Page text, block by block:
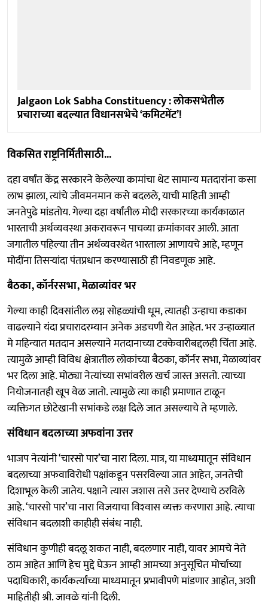
Jalgaon Lok Sabha Constituency : लोकसभेतील
प्रचाराच्या बदल्यात विधानसभेचे ‘कमिटमेंट’!
विकसित राष्ट्रनिर्मितीसाठी...
दहा वर्षांत केंद्र सरकारने केलेल्या कामांचा थेट सामान्य मतदारांना कसा
लाभ झाला, त्यांचे जीवमनमान कसे बदलले, याची माहिती आम्ही
जनतेपुढे मांडतोय. गेल्या दहा वर्षांतील मोदी सरकारच्या कार्यकाळात
भारताची अर्थव्यवस्था अकरावरून पाचव्या क्रमांकावर आली. आता
जगातील पहिल्या तीन अर्थव्यवस्थेत भारताला आणायचे आहे, म्हणून
मोदींना तिसऱ्यांदा पंतप्रधान करण्यासाठी ही निवडणूक आहे.
बैठका, कॉर्नरसभा, मेळाव्यांवर भर
गेल्या काही दिवसांतील लग्न सोहळ्यांची धूम, त्यातही उन्हाचा कडाका
वाढल्याने यंदा प्रचारादरम्यान अनेक अडचणी येत आहेत. भर उन्हाळ्यात
मे महिन्यात मतदान असल्याने मतदानाच्या टक्केवारीबद्दलही चिंता आहे.
त्यामुळे आम्ही विविध क्षेत्रातील लोकांच्या बैठका, कॉर्नर सभा, मेळाव्यांवर
भर दिला आहे. मोठ्या नेत्यांच्या सभांवरील खर्च जास्त असतो. त्याच्या
नियोजनातही खूप वेळ जातो. त्यामुळे त्या काही प्रमाणात टाळून
व्यक्तिगत छोटेखानी सभांकडे लक्ष दिले जात असल्याचे ते म्हणाले.
संविधान बदलाच्या अफवांना उत्तर
भाजप नेत्यांनी ‘चारसो पार’चा नारा दिला. मात्र, या माध्यमातून संविधान
बदलाच्या अफवाविरोधी पक्षांकडून पसरविल्या जात आहेत, जनतेची
दिशाभूल केली जातेय. पक्षाने त्यास जशास तसे उत्तर देण्याचे ठरविले
आहे. ‘चारसो पार’चा नारा विजयाचा विश्‍वास व्यक्त करणारा आहे. त्याचा
संविधान बदलाशी काहीही संबंध नाही.
संविधान कुणीही बदलू शकत नाही, बदलणार नाही, यावर आमचे नेते
ठाम आहेत आणि हेच मुद्दे घेऊन आम्ही आमच्या अनुसूचित मोर्चाच्या
पदाधिकारी, कार्यकर्त्यांच्या माध्यमातून प्रभावीपणे मांडणार आहोत, अशी
माहितीही श्री. जावळे यांनी दिली.